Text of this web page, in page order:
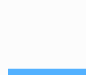
13 de Abril de 2026